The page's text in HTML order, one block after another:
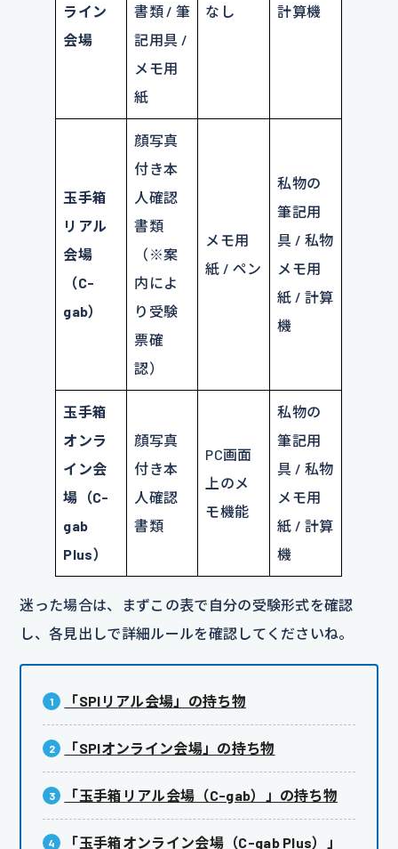
ライン
会場
書類 / 筆
記用具 /
メモ用
紙
なし 計算機
玉手箱
リアル
会場
（C-
gab）
顔写真
付き本
人確認
書類
（※案
内によ
り受験
票確
認）
メモ用
紙 / ペン
私物の
筆記用
具 / 私物
メモ用
紙 / 計算
機
玉手箱
オンラ
イン会
場（C-
gab
Plus）
顔写真
付き本
人確認
書類
PC画面
上のメ
モ機能
私物の
筆記用
具 / 私物
メモ用
紙 / 計算
機
迷った場合は、まずこの表で自分の受験形式を確認
し、各見出しで詳細ルールを確認してくださいね。
「SPIリアル会場」の持ち物
「SPIオンライン会場」の持ち物
「玉手箱リアル会場（C-gab）」の持ち物
「玉手箱オンライン会場（C-gab Plus）」